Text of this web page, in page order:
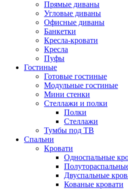
Прямые диваны
Угловые диваны
Офисные диваны
Банкетки
Кресла-кровати
Кресла
Пуфы
Гостиные
Готовые гостиные
Модульные гостиные
Мини стенки
Стеллажи и полки
Полки
Стеллажи
Тумбы под ТВ
Спальни
Кровати
Односпальные
Двуспальные
Кованые кровати